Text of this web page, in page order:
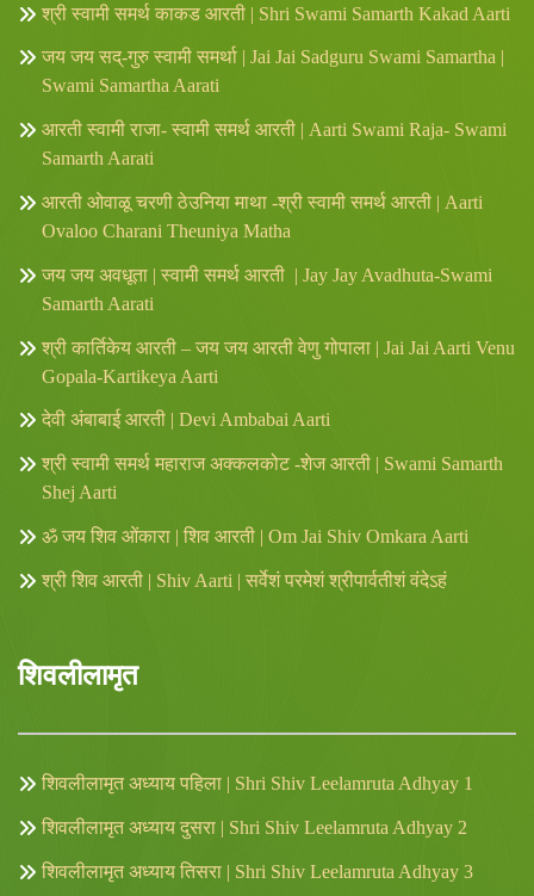
श्री स्वामी समर्थ काकड आरती | Shri Swami Samarth Kakad Aarti
जय जय सद्-गुरु स्वामी समर्था | Jai Jai Sadguru Swami Samartha |
Swami Samartha Aarati
आरती स्वामी राजा- स्वामी समर्थ आरती | Aarti Swami Raja- Swami
Samarth Aarati
आरती ओवाळू चरणी ठेउनिया माथा -श्री स्वामी समर्थ आरती | Aarti
Ovaloo Charani Theuniya Matha
जय जय अवधूता | स्वामी समर्थ आरती | Jay Jay Avadhuta-Swami
Samarth Aarati
श्री कार्तिकेय आरती – जय जय आरती वेणु गोपाला | Jai Jai Aarti Venu
Gopala-Kartikeya Aarti
देवी अंबाबाई आरती | Devi Ambabai Aarti
श्री स्वामी समर्थ महाराज अक्कलकोट -शेज आरती | Swami Samarth
Shej Aarti
ॐ जय शिव ओंकारा | शिव आरती | Om Jai Shiv Omkara Aarti
श्री शिव आरती | Shiv Aarti | सर्वेशं परमेशं श्रीपार्वतीशं वंदेऽहं
शिवलीलामृत
शिवलीलामृत अध्याय पहिला | Shri Shiv Leelamruta Adhyay 1
शिवलीलामृत अध्याय दुसरा | Shri Shiv Leelamruta Adhyay 2
शिवलीलामृत अध्याय तिसरा | Shri Shiv Leelamruta Adhyay 3